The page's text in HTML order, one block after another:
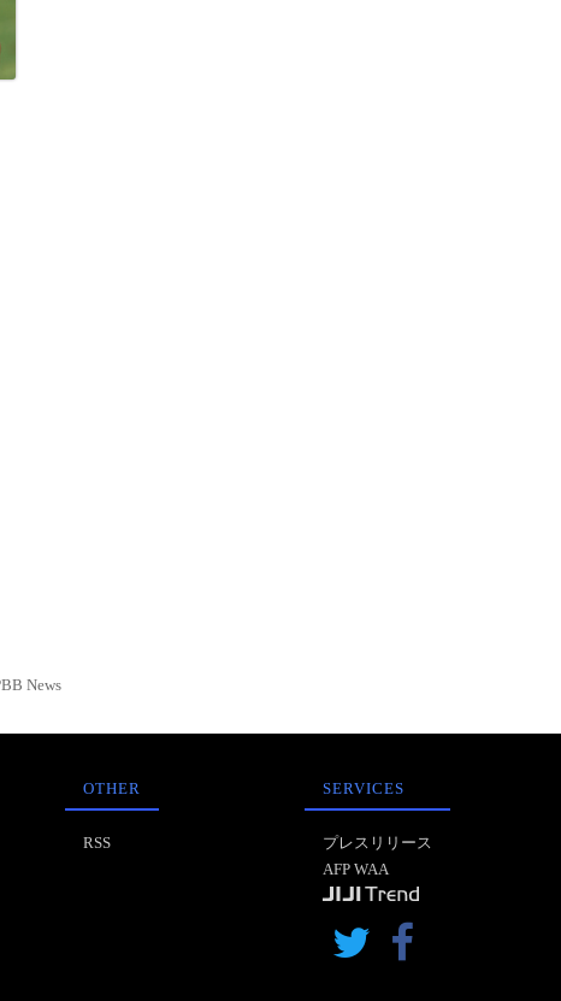
News
OTHER
RSS
SERVICES
プレスリリース
AFP WAA